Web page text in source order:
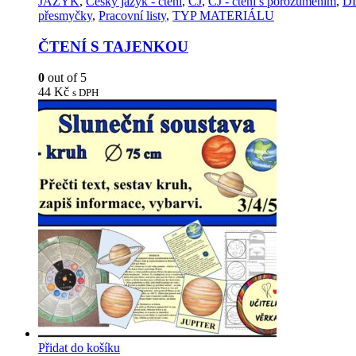
přesmyčky, Pracovní listy, TYP MATERIÁLU
ČTENÍ S TAJENKOU
0 out of 5
44 Kč s DPH
Přidat do košíku